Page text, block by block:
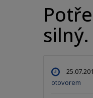
d
n
í
s
r
a
n
silný.
otovorem